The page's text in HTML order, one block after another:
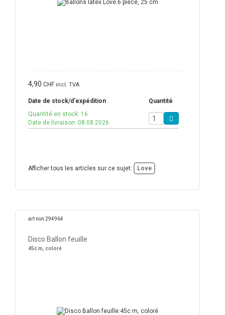
4,90 CHF incl. TVA
Date de stock/d'expédition
Quantité
Quantité en stock: 16
Date de livraison: 08.08.2026
Afficher tous les articles sur ce sujet: Love
art non 294964
Disco Ballon feuille
45c m, coloré